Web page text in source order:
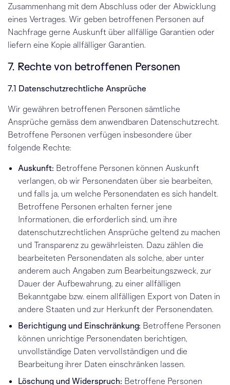
Zusammenhang mit dem Abschluss oder der Abwicklung
eines Vertrages. Wir geben betroffenen Personen auf
Nachfrage gerne Auskunft über allfällige Garantien oder
liefern eine Kopie allfälliger Garantien.
7. Rechte von betroffenen Personen
7.1 Datenschutzrechtliche Ansprüche
Wir gewähren betroffenen Personen sämtliche
Ansprüche gemäss dem anwendbaren Datenschutzrecht.
Betroffene Personen verfügen insbesondere über
folgende Rechte:
Auskunft: Betroffene Personen können Auskunft
verlangen, ob wir Personendaten über sie bearbeiten,
und falls ja, um welche Personendaten es sich handelt.
Betroffene Personen erhalten ferner jene
Informationen, die erforderlich sind, um ihre
datenschutzrechtlichen Ansprüche geltend zu machen
und Transparenz zu gewährleisten. Dazu zählen die
bearbeiteten Personendaten als solche, aber unter
anderem auch Angaben zum Bearbeitungszweck, zur
Dauer der Aufbewahrung, zu einer allfälligen
Bekanntgabe bzw. einem allfälligen Export von Daten in
andere Staaten und zur Herkunft der Personendaten.
Berichtigung und Einschränkung: Betroffene Personen
können unrichtige Personendaten berichtigen,
unvollständige Daten vervollständigen und die
Bearbeitung ihrer Daten einschränken lassen.
Löschung und Widerspruch: Betroffene Personen